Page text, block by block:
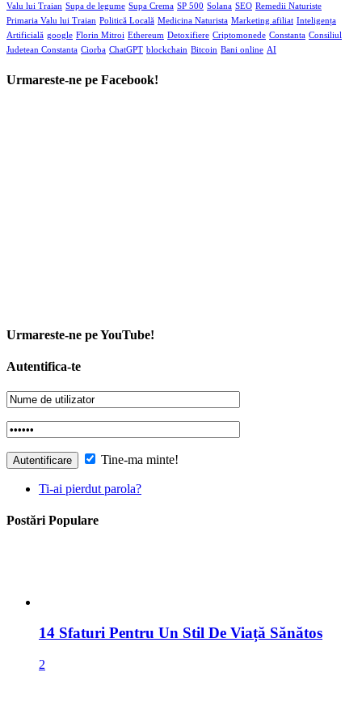
Valu lui Traian Supa de legume Supa Crema SP 500 Solana SEO Remedii Naturiste
Primaria Valu lui Traian Politică Locală Medicina Naturista Marketing afiliat Inteligența
Artificială google Florin Mitroi Ethereum Detoxifiere Criptomonede Constanta Consiliul
Judetean Constanta Ciorba ChatGPT blockchain Bitcoin Bani online AI
Urmareste-ne pe Facebook!
Urmareste-ne pe YouTube!
Autentifica-te
Tine-ma minte!
Ti-ai pierdut parola?
Postări Populare
14 Sfaturi Pentru Un Stil De Viață Sănătos
2